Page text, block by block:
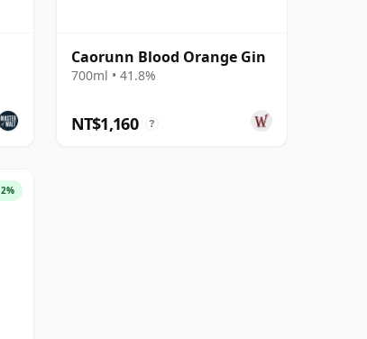
Caorunn Blood Orange Gin
700ml • 41.8%
NT$1,160 ?